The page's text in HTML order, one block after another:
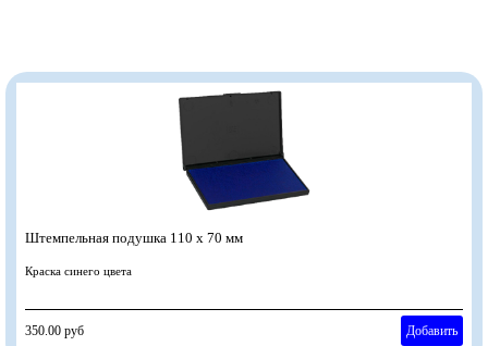
Штемпельная подушка 110 х 70 мм
Краска синего цвета
350.00 руб Добавить